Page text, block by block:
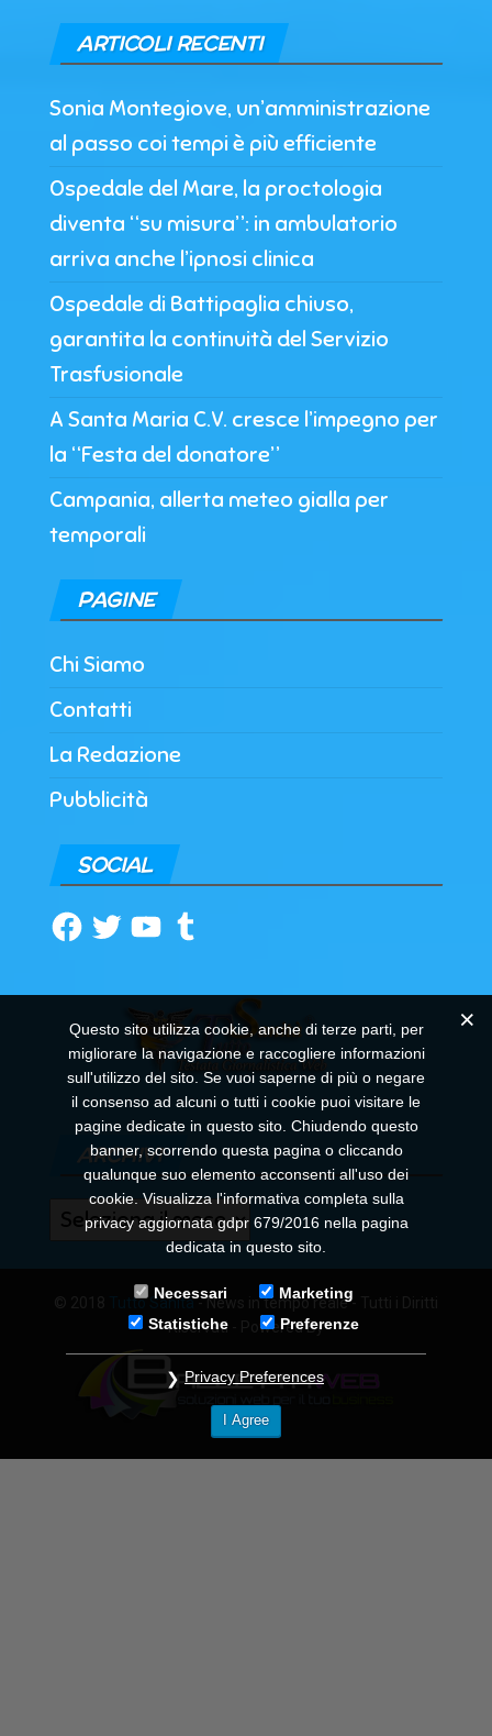
ARTICOLI RECENTI
Sonia Montegiove, un’amministrazione
al passo coi tempi è più efficiente
Ospedale del Mare, la proctologia
diventa “su misura”: in ambulatorio
arriva anche l’ipnosi clinica
Ospedale di Battipaglia chiuso,
garantita la continuità del Servizio
Trasfusionale
A Santa Maria C.V. cresce l’impegno per
la “Festa del donatore”
Campania, allerta meteo gialla per
temporali
PAGINE
Chi Siamo
Contatti
La Redazione
Pubblicità
SOCIAL
Facebook
TwitterYouTubeTumblr
ARCHIVI
Archivi
Tutto Sanità- News in tempo reale - Tutti i Diritti
Riservati - Powered By
Questo sito utilizza cookie, anche di terze parti, per
migliorare la navigazione e raccogliere informazioni
sull'utilizzo del sito. Se vuoi saperne di più o negare
il consenso ad alcuni o tutti i cookie puoi visitare le
pagine dedicate in questo sito. Chiudendo questo
banner, scorrendo questa pagina o cliccando
qualunque suo elemento acconsenti all'uso dei
cookie. Visualizza l'informativa completa sulla
privacy aggiornata gdpr 679/2016 nella pagina
dedicata in questo sito.
Necessari
Marketing
Statistiche
Preferenze
Privacy Preferences
I Agree